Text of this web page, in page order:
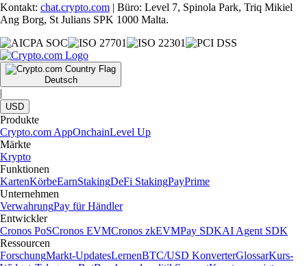
Kontakt: chat.crypto.com | Büro: Level 7, Spinola Park, Triq Mikiel
Ang Borg, St Julians SPK 1000 Malta.
Deutsch
|
USD
Produkte
Crypto.com AppOnchainLevel Up
Märkte
Krypto
Funktionen
KartenKörbeEarnStakingDeFi StakingPayPrime
Unternehmen
VerwahrungPay für Händler
Entwickler
Cronos PoSCronos EVMCronos zkEVMPay SDKAI Agent SDK
Ressourcen
ForschungMarkt-UpdatesLernenBTC/USD KonverterGlossarKurs-